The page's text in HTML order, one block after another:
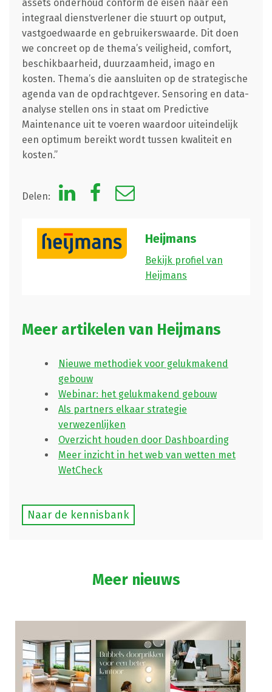
assets onderhoud conform de eisen naar een
integraal dienstverlener die stuurt op output,
vastgoedwaarde en gebruikerswaarde. Dit doen
we concreet op de thema’s veiligheid, comfort,
beschikbaarheid, duurzaamheid, imago en
kosten. Thema’s die aansluiten op de strategische
agenda van de opdrachtgever. Sensoring en data-
analyse stellen ons in staat om Predictive
Maintenance uit te voeren waardoor uiteindelijk
een optimum bereikt wordt tussen kwaliteit en
kosten.”
Delen:
Heijmans
Bekijk profiel van
Heijmans
Meer artikelen van Heijmans
Nieuwe methodiek voor gelukmakend
gebouw
Webinar: het gelukmakend gebouw
Als partners elkaar strategie
verwezenlijken
Overzicht houden door Dashboarding
Meer inzicht in het web van wetten met
WetCheck
Naar de kennisbank
Meer nieuws